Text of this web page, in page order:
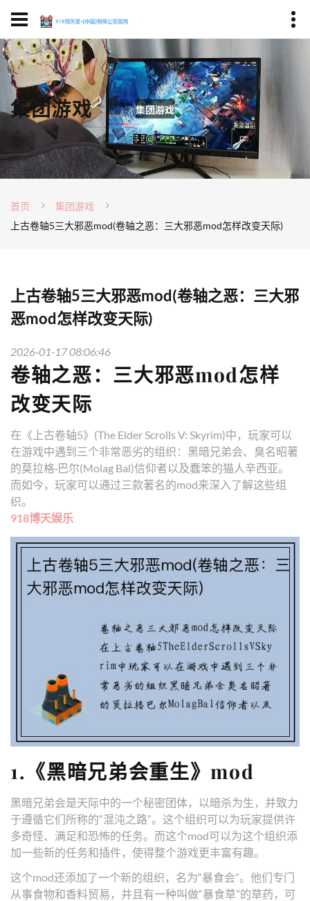
集团游戏
首页
集团游戏
上古卷轴5三大邪恶mod(卷轴之恶：三大邪恶mod怎样改变天际)
上古卷轴5三大邪恶mod(卷轴之恶：三大邪
恶mod怎样改变天际)
2026-01-17 08:06:46
卷轴之恶：三大邪恶mod怎样
改变天际
在《上古卷轴5》(The Elder Scrolls V: Skyrim)中，玩家可以
在游戏中遇到三个非常恶劣的组织：黑暗兄弟会、臭名昭著
的莫拉格·巴尔(Molag Bal)信仰者以及蠢笨的猫人辛西亚。
而如今，玩家可以通过三款著名的mod来深入了解这些组
织。
918博天娱乐
1.《黑暗兄弟会重生》mod
黑暗兄弟会是天际中的一个秘密团体，以暗杀为生，并致力
于遵循它们所称的“混沌之路”。这个组织可以为玩家提供许
多奇怪、满足和恐怖的任务。而这个mod可以为这个组织添
加一些新的任务和插件，使得整个游戏更丰富有趣。
这个mod还添加了一个新的组织，名为“暴食会”。他们专门
从事食物和香料贸易，并且有一种叫做“暴食草”的草药，可